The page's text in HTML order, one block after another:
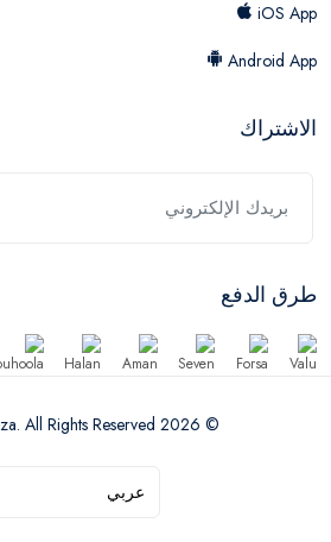
iOS App
Android App
الاشتراك
طرق الدفع
© 2026 Kza Meeza. All Rights Reserved
عربي